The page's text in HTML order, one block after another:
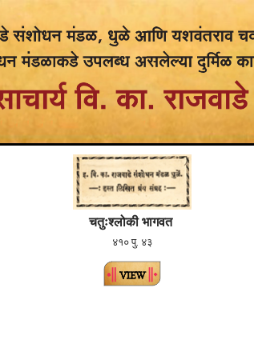
चतुःश्लोकी भागवत
४१० पु. ४३